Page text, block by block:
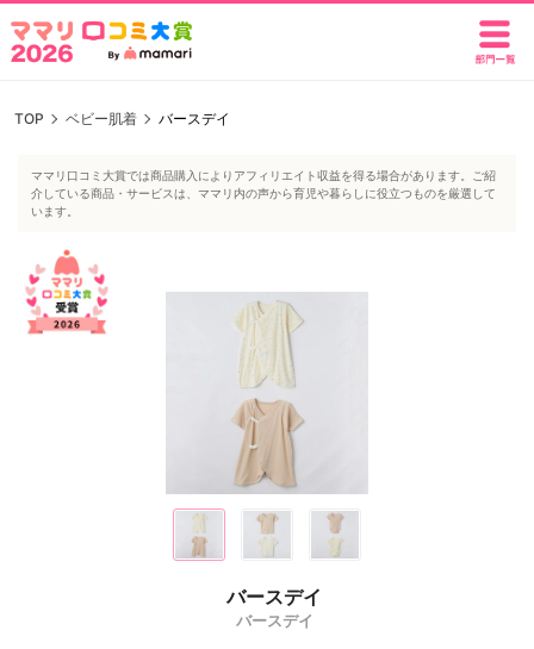
TOP ベビー肌着 バースデイ
ママリ口コミ大賞では商品購入によりアフィリエイト収益を得る場合があります。ご紹
介している商品・サービスは、ママリ内の声から育児や暮らしに役立つものを厳選して
います。
バースデイ
バースデイ